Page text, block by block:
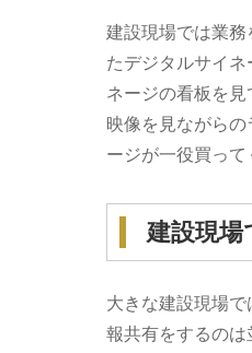
建設現場では業
たデジタルサイ
ネージの看板を
映像を見ながら
ージが一役買って
建設現場
大きな建設現場
報共有をするの